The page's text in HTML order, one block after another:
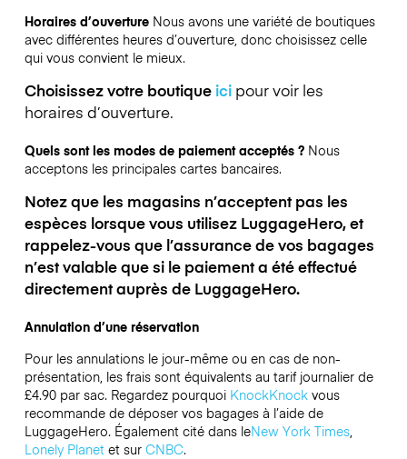
Horaires d’ouverture Nous avons une variété de boutiques
avec différentes heures d’ouverture, donc choisissez celle
qui vous convient le mieux.
Choisissez votre boutique icipour voir les
horaires d’ouverture.
Quels sont les modes de paiement acceptés ? Nous
acceptons les principales cartes bancaires.
Notez que les magasins n’acceptent pas les
espèces lorsque vous utilisez LuggageHero, et
rappelez-vous que l’assurance de vos bagages
n’est valable que si le paiement a été effectué
directement auprès de LuggageHero.
Annulation d’une réservation
Pour les annulations le jour-même ou en cas de non-
présentation, les frais sont équivalents au tarif journalier de
£4.90 par sac. Regardez pourquoi KnockKnockvous
recommande de déposer vos bagages à l’aide de
LuggageHero. Également cité dans leNew York Times,
Lonely Planetet sur CNBC.